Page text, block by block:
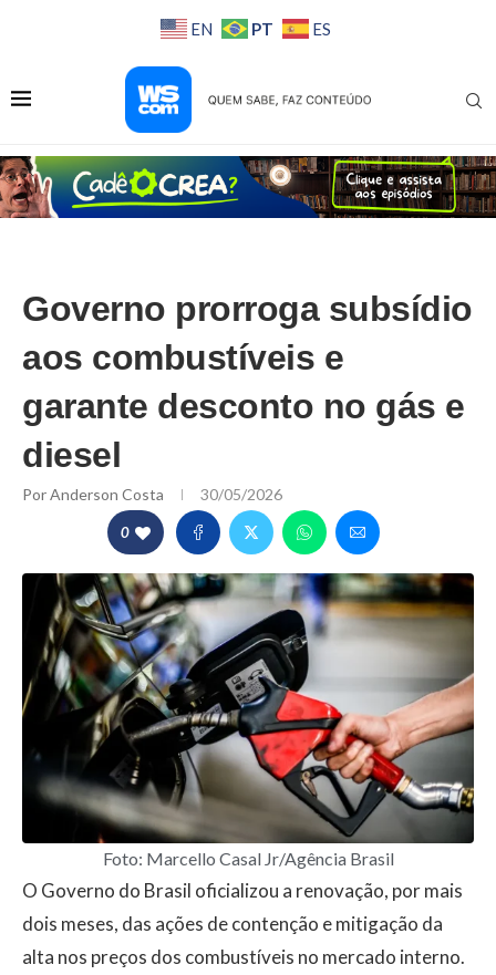
EN PT ES
Governo prorroga subsídio
aos combustíveis e
garante desconto no gás e
diesel
PorAnderson Costa 30/05/2026
0
Foto: Marcello Casal Jr/Agência Brasil
O Governo do Brasil oficializou a renovação, por mais
dois meses, das ações de contenção e mitigação da
alta nos preços dos combustíveis no mercado interno.